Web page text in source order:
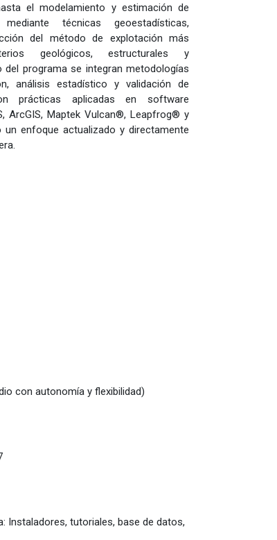
el modelamiento y estimación de
técnicas geoestadísticas,
del método de explotación más
geológicos, estructurales y
programa se integran metodologías
análisis estadístico y validación de
prácticas aplicadas en software
ArcGIS, Maptek Vulcan®, Leapfrog® y
un enfoque actualizado y directamente
con autonomía y flexibilidad)
Instaladores, tutoriales, base de datos,